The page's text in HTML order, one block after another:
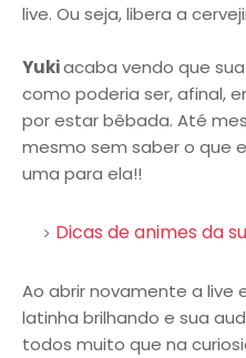
live. Ou seja, libera a
Yukiacaba vendo que
como poderia ser, afinal,
por estar bêbada. Até
mesmo sem saber o que
uma para ela!!
Dicas de animes da
Ao abrir novamente a live
latinha brilhando e sua
todos muito que na